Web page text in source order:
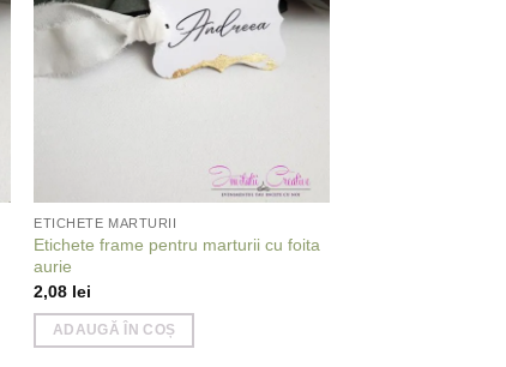
ETICHETE MARTURII
Etichete frame pentru marturii cu foita
aurie
2,08 lei
ADAUGĂ ÎN COȘ